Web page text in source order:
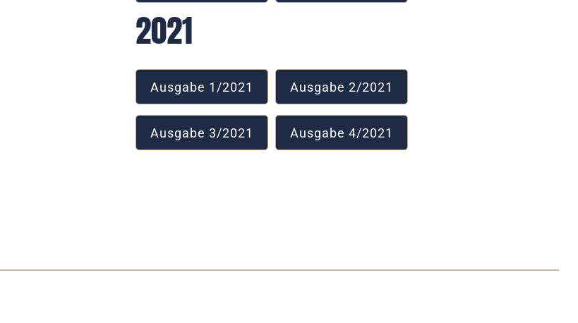
2021
Ausgabe 1/2021 Ausgabe 2/2021
Ausgabe 3/2021 Ausgabe 4/2021